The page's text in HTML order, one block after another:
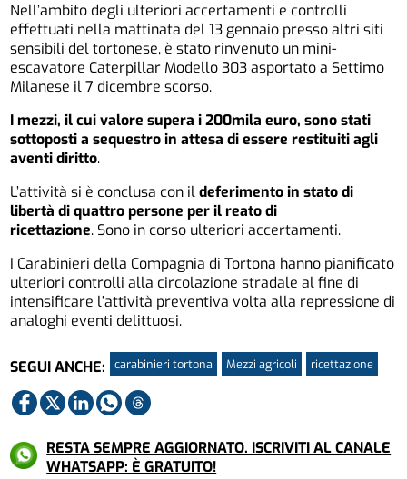
Nell’ambito degli ulteriori accertamenti e controlli
effettuati nella mattinata del 13 gennaio presso altri siti
sensibili del tortonese, è stato rinvenuto un mini-
escavatore Caterpillar Modello 303 asportato a Settimo
Milanese il 7 dicembre scorso.
I mezzi, il cui valore supera i 200mila euro, sono stati
sottoposti a sequestro in attesa di essere restituiti agli
aventi diritto.
L’attività si è conclusa con ildeferimento in stato di
libertà di quattro persone per il reato di
ricettazione. Sono in corso ulteriori accertamenti.
I Carabinieri della Compagnia di Tortona hanno pianificato
ulteriori controlli alla circolazione stradale al fine di
intensificare l’attività preventiva volta alla repressione di
analoghi eventi delittuosi.
SEGUI ANCHE: carabinieri tortona Mezzi agricoli ricettazione
RESTA SEMPRE AGGIORNATO. ISCRIVITI AL CANALE
WHATSAPP: È GRATUITO!